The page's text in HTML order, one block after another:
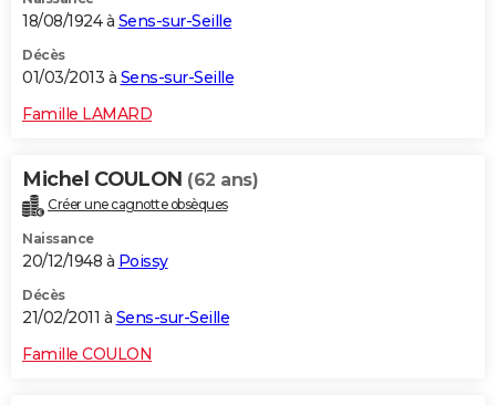
18/08/1924 à Sens-sur-Seille
Décès
01/03/2013 à Sens-sur-Seille
Famille LAMARD
Michel COULON (62 ans)
Créer une cagnotte obsèques
Naissance
20/12/1948 à Poissy
Décès
21/02/2011 à Sens-sur-Seille
Famille COULON